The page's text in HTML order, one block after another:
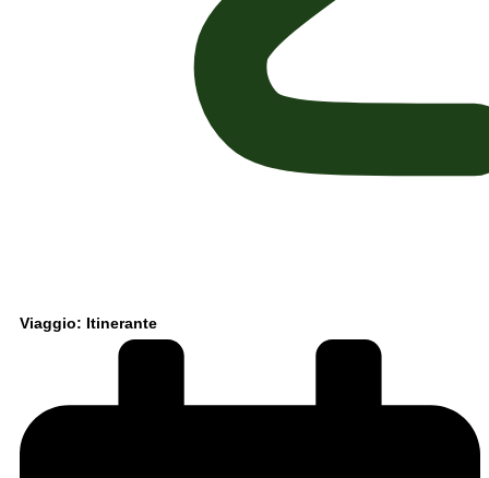
Viaggio: Itinerante